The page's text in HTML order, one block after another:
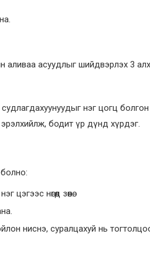
асуудлыг шийдвэрлэх 3
нэг цогц
бодит үр дүнд хүрдэг.
нөгөөд зөөнө.
ниснэ, суралцахуй нь